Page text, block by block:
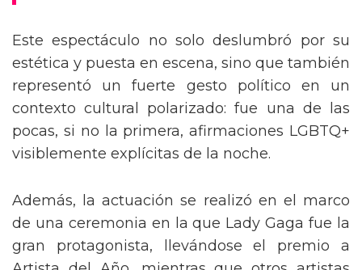
Este espectáculo no solo deslumbró por su
estética y puesta en escena, sino que también
representó un fuerte gesto político en un
contexto cultural polarizado: fue una de las
pocas, si no la primera, afirmaciones LGBTQ+
visiblemente explícitas de la noche.
Además, la actuación se realizó en el marco
de una ceremonia en la que Lady Gaga fue la
gran protagonista, llevándose el premio a